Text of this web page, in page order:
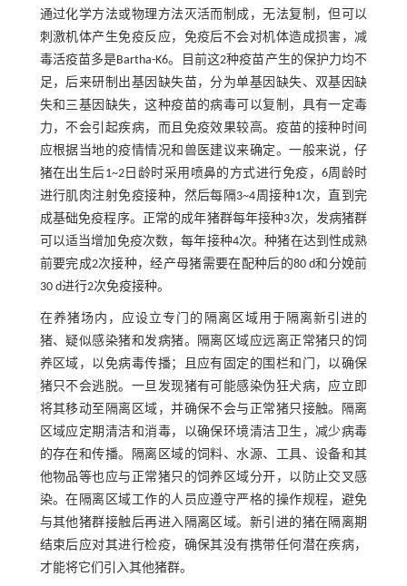
通过化学方法或物理方法灭活而制成，无法复制，但可以
刺激机体产生免疫反应，免疫后不会对机体造成损害，减
毒活疫苗多是Bartha-K6。目前这2种疫苗产生的保护力均不
足，后来研制出基因缺失苗，分为单基因缺失、双基因缺
失和三基因缺失，这种疫苗的病毒可以复制，具有一定毒
力，不会引起疾病，而且免疫效果较高。疫苗的接种时间
应根据当地的疫情情况和兽医建议来确定。一般来说，仔
猪在出生后1~2日龄时采用喷鼻的方式进行免疫，6周龄时
进行肌肉注射免疫接种，然后每隔3~4周接种1次，直到完
成基础免疫程序。正常的成年猪群每年接种3次，发病猪群
可以适当增加免疫次数，每年接种4次。种猪在达到性成熟
前要完成2次接种，经产母猪需要在配种后的80 d和分娩前
30 d进行2次免疫接种。
在养猪场内，应设立专门的隔离区域用于隔离新引进的
猪、疑似感染猪和发病猪。隔离区域应远离正常猪只的饲
养区域，以免病毒传播；且应有固定的围栏和门，以确保
猪只不会逃脱。一旦发现猪有可能感染伪狂犬病，应立即
将其移动至隔离区域，并确保不会与正常猪只接触。隔离
区域应定期清洁和消毒，以确保环境清洁卫生，减少病毒
的存在和传播。隔离区域的饲料、水源、工具、设备和其
他物品等也应与正常猪只的饲养区域分开，以防止交叉感
染。在隔离区域工作的人员应遵守严格的操作规程，避免
与其他猪群接触后再进入隔离区域。新引进的猪在隔离期
结束后应对其进行检疫，确保其没有携带任何潜在疾病，
才能将它们引入其他猪群。